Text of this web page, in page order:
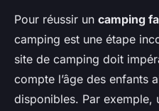
Pour réussir un camping
camping est une étape
site de camping doit
compte l’âge des enfants
disponibles. Par exemple,